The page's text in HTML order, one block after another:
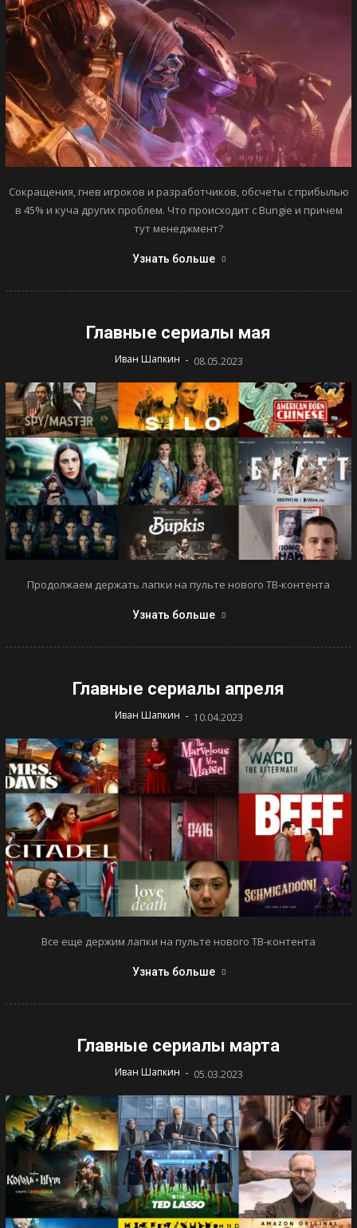
Сокращения, гнев игроков и разработчиков, обсчеты с прибылью
в 45% и куча других проблем. Что происходит с Bungie и причем
тут менеджмент?
Узнать больше
Главные сериалы мая
Иван Шапкин - 08.05.2023
Продолжаем держать лапки на пульте нового ТВ-контента
Узнать больше
Главные сериалы апреля
Иван Шапкин - 10.04.2023
Все еще держим лапки на пульте нового ТВ-контента
Узнать больше
Главные сериалы марта
Иван Шапкин - 05.03.2023